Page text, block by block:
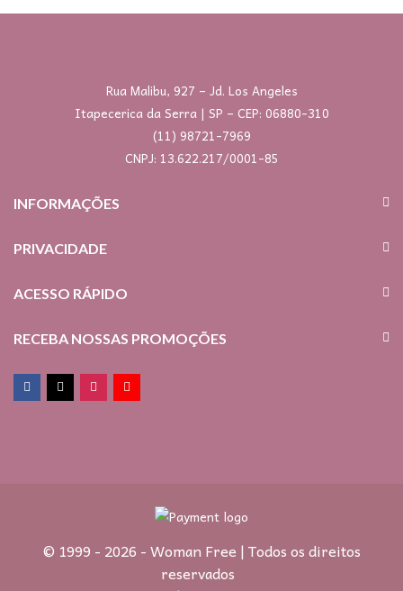
Rua Malibu, 927 – Jd. Los Angeles
Itapecerica da Serra | SP – CEP: 06880-310
(11) 98721-7969
CNPJ: 13.622.217/0001-85
INFORMAÇÕES
PRIVACIDADE
ACESSO RÁPIDO
RECEBA NOSSAS PROMOÇÕES
© 1999 - 2026 - Woman Free | Todos os direitos
reservados